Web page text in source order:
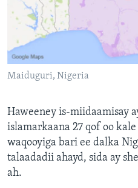
FAAQIDAADDA
DHEXTAALKA
Maiduguri, Nigeria
Haweeney is-miidaamisay
islamarkaana 27 qof oo
waqooyiga bari ee dalka
talaadadii ahayd, sida ay
ah.